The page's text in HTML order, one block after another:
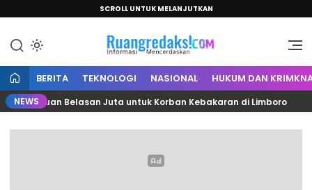
SCROLL UNTUK MELANJUTKAN
Ruang Redaksi
Informasi Mencerdaskan
BERITA TEKNOLOGI NASIONAL HUKUM DAN
NEWS Belasan Juta untuk Korban Kebakaran di Limboro